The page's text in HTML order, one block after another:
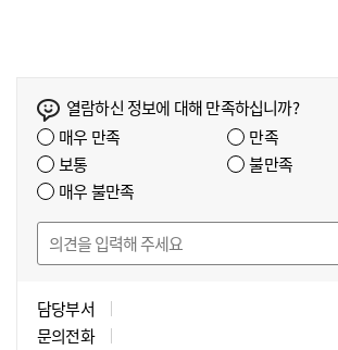
열람하신 정보에 대해 만족하십니까?
매우 만족
만족
보통
불만족
매우 불만족
담당부서
문의전화